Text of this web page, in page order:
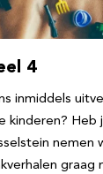
4
inmiddels
kinderen? Heb
nemen
graag